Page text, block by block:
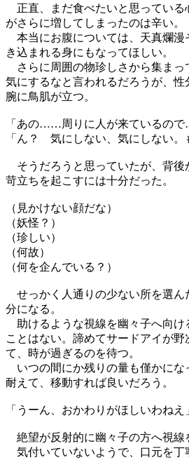
正直、まだ食べたいと思っている
がさらに増してしまったのは辛い。
本当にお腹については、天真爛漫
き込まれる身にもなってほしい。
さらに周囲の物珍しさから集まっ
気にするなと言われるだろうが、性
腕に鳥肌が立つ。
「あの……周りに人が来ているの
「ん？ 気にしない、気にしない。
そうだろうと思っていたが、背後
苛立ちを起こすには十分だった。
（見かけない顔だな）
（妖怪？）
（珍しい）
（何故）
（何を企んでいる？）
せっかく人通りの少ない所を選ん
分になる。
助けるような視線を幽々子へ向け
ことはない。諦めてサードアイが
て、時が過ぎるのを待つ。
いつの間にか残りの量も僅かにな
耐えて、移動すれば良いだろう。
「うーん、おかわりがほしいわねえ
絶望が反射的に幽々子の方へ視線
気付いていないようで、口元を丁